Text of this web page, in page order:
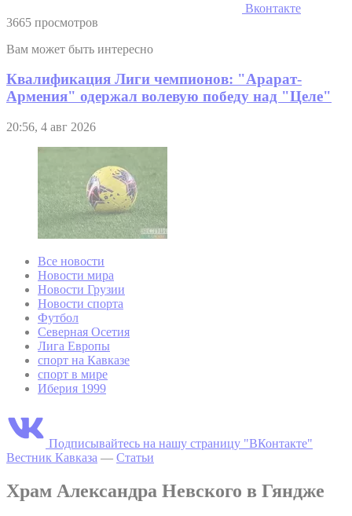
Вконтакте
3665 просмотров
Вам может быть интересно
Квалификация Лиги чемпионов: "Арарат-
Армения" одержал волевую победу над "Целе"
20:56, 4 авг 2026
Все новости
Новости мира
Новости Грузии
Новости спорта
Футбол
Северная Осетия
Лига Европы
спорт на Кавказе
спорт в мире
Иберия 1999
Подписывайтесь на нашу страницу "ВКонтакте"
Вестник Кавказа — Статьи
Храм Александра Невского в Гяндже